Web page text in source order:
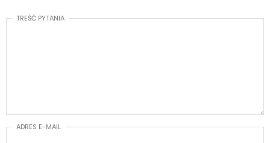
TREŚĆ PYTANIA
ADRES E-MAIL